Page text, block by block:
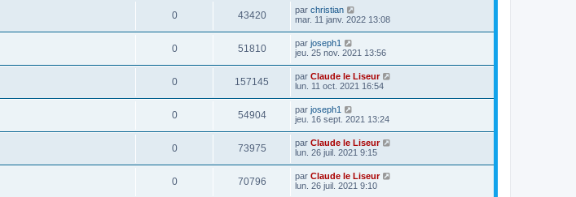
0 43420 par christian
mar. 11 janv. 2022 13:08
0 51810 par joseph1
jeu. 25 nov. 2021 13:56
0 157145 par Claude le Liseur
lun. 11 oct. 2021 16:54
0 54904 par joseph1
jeu. 16 sept. 2021 13:24
0 73975 par Claude le Liseur
lun. 26 juil. 2021 9:15
0 70796 par Claude le Liseur
lun. 26 juil. 2021 9:10